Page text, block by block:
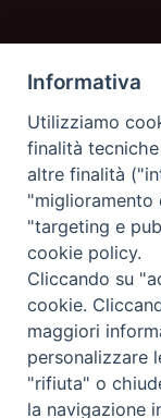
La Difesa del
La Difesa del Popolo,
ha aderito allo IAP
di
La Difesa del Popolo
decreto del
Informativa
Utilizziamo
finalità
altre finalità
"miglioramento
"targeting e
cookie policy.
Cliccando su
cookie.
maggiori
personalizzare
"rifiuta" o
la navigazione